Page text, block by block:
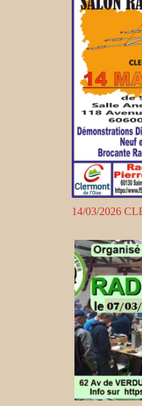
14/03/2026